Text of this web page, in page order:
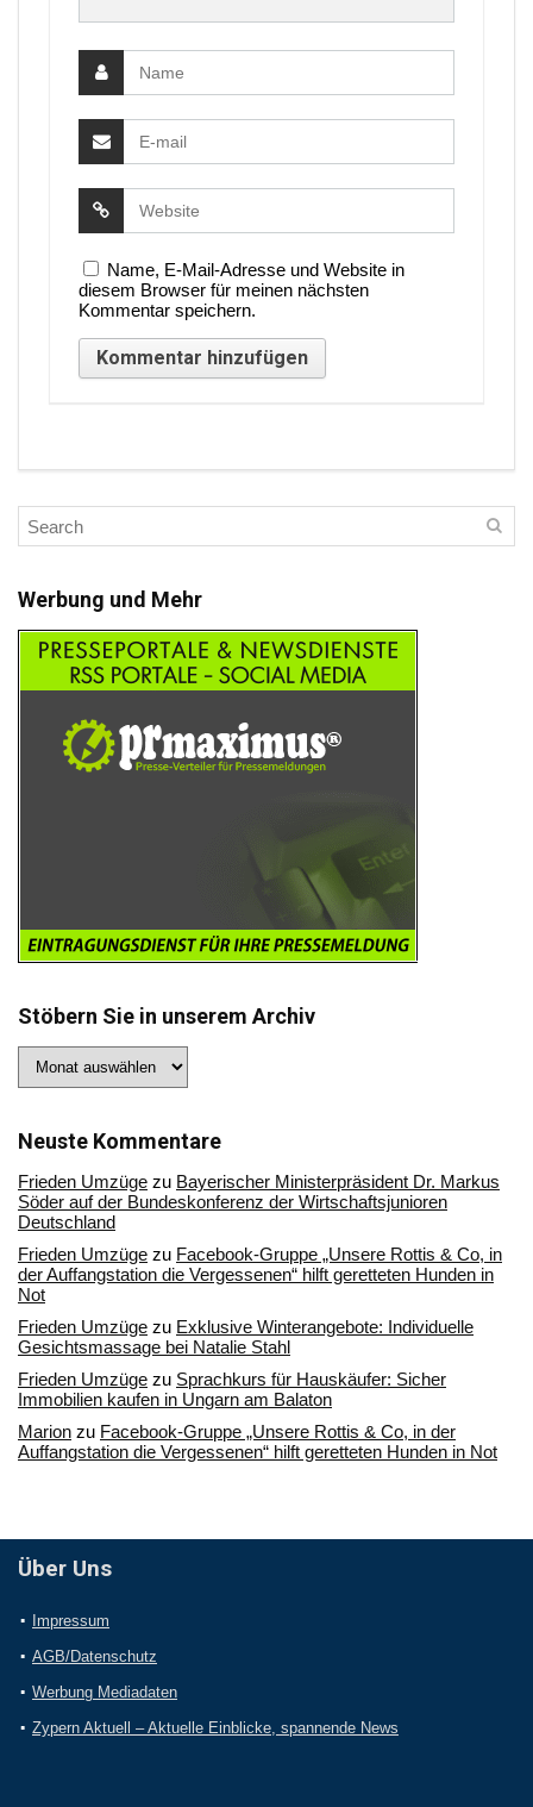
Name, E-Mail-Adresse und Website in
diesem Browser für meinen nächsten
Kommentar speichern.
Werbung und Mehr
Stöbern Sie in unserem Archiv
Sie
Archiv
Neuste Kommentare
Frieden Umzüge zu Bayerischer Ministerpräsident Dr. Markus
Söder auf der Bundeskonferenz der Wirtschaftsjunioren
Deutschland
Frieden Umzüge zu Facebook-Gruppe „Unsere Rottis & Co, in
der Auffangstation die Vergessenen“ hilft geretteten Hunden in
Not
Frieden Umzüge zu Exklusive Winterangebote: Individuelle
Gesichtsmassage bei Natalie Stahl
Frieden Umzüge zu Sprachkurs für Hauskäufer: Sicher
Immobilien kaufen in Ungarn am Balaton
Marion zu Facebook-Gruppe „Unsere Rottis & Co, in der
Auffangstation die Vergessenen“ hilft geretteten Hunden in Not
Über Uns
Impressum
AGB/Datenschutz
Werbung Mediadaten
Zypern Aktuell – Aktuelle Einblicke, spannende News